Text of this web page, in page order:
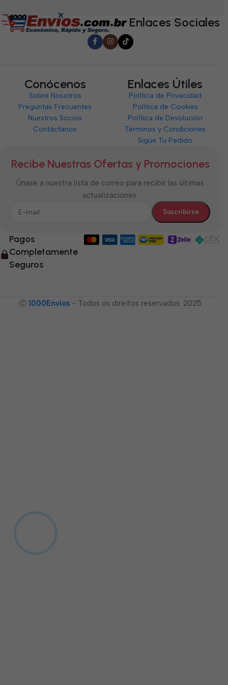
Enlaces Sociales
Conócenos
Sobre Nosotros
Preguntas Frecuentes
Nuestros Socios
Contáctanos
Enlaces Útiles
Política de Privacidad
Política de Cookies
Política de Devolución
Términos y Condiciones
Sigue Tu Pedido
Recibe Nuestras Ofertas y Promociones
Únase a nuestra lista de correo para recibir las últimas
actualizaciones.
Pagos
Completamente
Seguros
Ⓒ 1000Envíos - Todos os direitos reservados. 2025